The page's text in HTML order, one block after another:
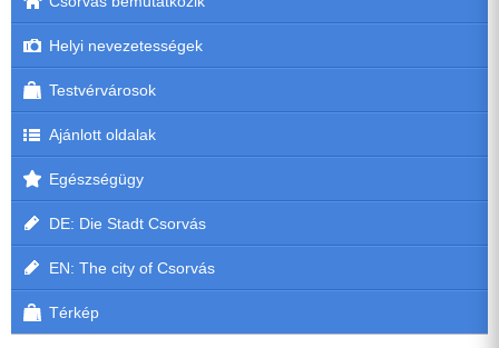
Helyi nevezetességek
Testvérvárosok
Ajánlott oldalak
Egészségügy
DE: Die Stadt Csorvás
EN: The city of Csorvás
Térkép